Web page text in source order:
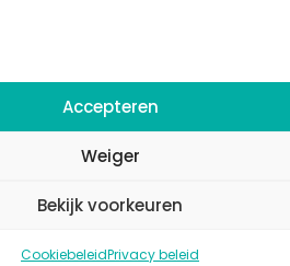
Accepteren
Weiger
Bekijk voorkeuren
CookiebeleidPrivacy beleid